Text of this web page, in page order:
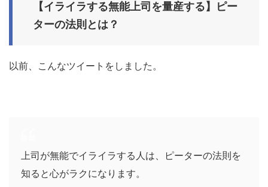
【イライラする無能上司を量産する】ピー
ターの法則とは？
以前、こんなツイートをしました。
上司が無能でイライラする人は、ピーターの法則を
知ると心がラクになります。